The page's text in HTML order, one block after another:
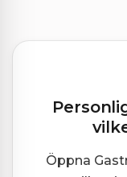
Öppna